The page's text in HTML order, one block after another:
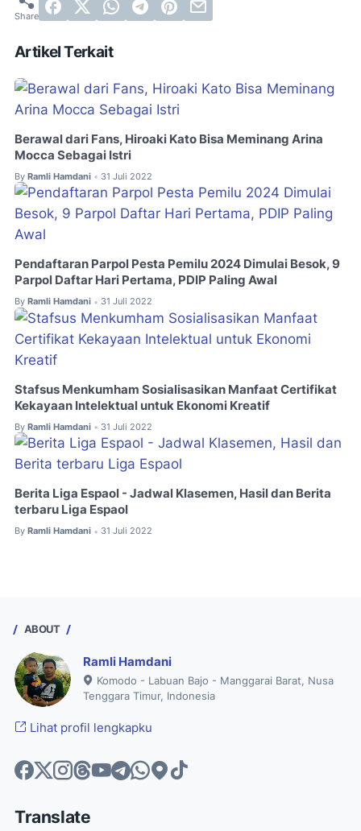
Artikel Terkait
Berawal dari Fans, Hiroaki Kato Bisa Meminang Arina
Mocca Sebagai Istri
By Ramli Hamdani • 31 Juli 2022
Pendaftaran Parpol Pesta Pemilu 2024 Dimulai Besok, 9
Parpol Daftar Hari Pertama, PDIP Paling Awal
By Ramli Hamdani • 31 Juli 2022
Stafsus Menkumham Sosialisasikan Manfaat Certifikat
Kekayaan Intelektual untuk Ekonomi Kreatif
By Ramli Hamdani • 31 Juli 2022
Berita Liga Espaol - Jadwal Klasemen, Hasil dan Berita
terbaru Liga Espaol
By Ramli Hamdani • 31 Juli 2022
ABOUT
Ramli Hamdani
Komodo - Labuan Bajo - Manggarai Barat, Nusa
Tenggara Timur, Indonesia
Lihat profil lengkapku
Translate